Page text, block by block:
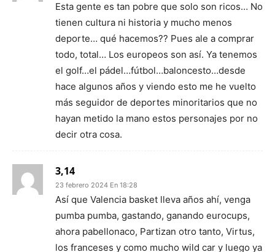
Esta gente es tan pobre que solo son ricos… No
tienen cultura ni historia y mucho menos
deporte… qué hacemos?? Pues ale a comprar
todo, total… Los europeos son así. Ya tenemos
el golf…el pádel…fútbol…baloncesto…desde
hace algunos años y viendo esto me he vuelto
más seguidor de deportes minoritarios que no
hayan metido la mano estos personajes por no
decir otra cosa.
3,14
23 febrero 2024 En 18:28
Así que Valencia basket lleva años ahí, venga
pumba pumba, gastando, ganando eurocups,
ahora pabellonaco, Partizan otro tanto, Virtus,
los franceses y como mucho wild car y luego ya